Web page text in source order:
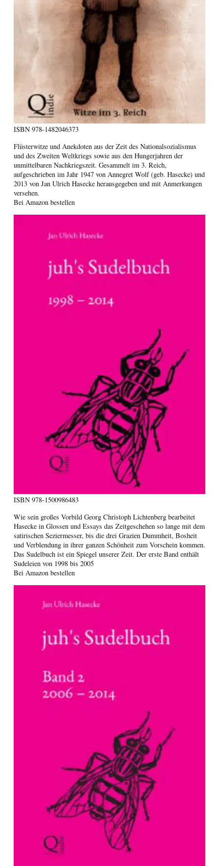
ISBN 978-1482046373
Flüsterwitze und Anekdoten aus der Zeit des Nationalsozialismus
und des Zweiten Weltkriegs sowie aus den Hungerjahren der
unmittelbaren Nachkriegszeit. Gesammelt im 3. Reich,
aufgeschrieben im Jahr 1947 von Annegret Wolf (geb. Hasecke) und
2013 von Jan Ulrich Hasecke herausgegeben und mit Anmerkungen
versehen.
Bei Amazon bestellen
ISBN 978-1500986483
Wie sein großes Vorbild Georg Christoph Lichtenberg bearbeitet
Hasecke in Glossen und Essays das Zeitgeschehen so lange mit dem
satirischen Seziermesser, bis die drei Grazien Dummheit, Bosheit
und Verblendung in ihrer ganzen Schönheit zum Vorschein kommen.
Das Sudelbuch ist ein Spiegel unserer Zeit. Der erste Band enthält
Sudeleien von 1998 bis 2005
Bei Amazon bestellen